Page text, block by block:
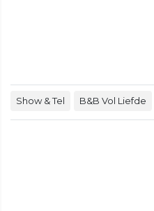
Show & Tel B&B Vol Liefde